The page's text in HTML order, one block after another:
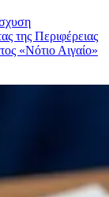
της Περιφέρειας
«Νότιο Αιγαίο»